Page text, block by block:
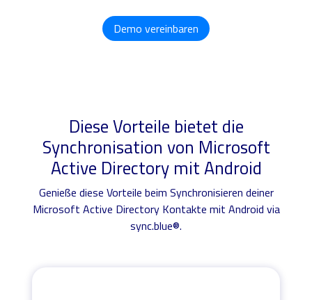
Demo vereinbaren
Diese Vorteile bietet die
Synchronisation von Microsoft
Active Directory mit Android
Genieße diese Vorteile beim Synchronisieren deiner
Microsoft Active Directory Kontakte mit Android via
sync.blue®.